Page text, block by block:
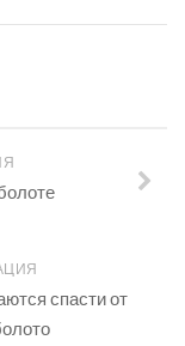
спасти от